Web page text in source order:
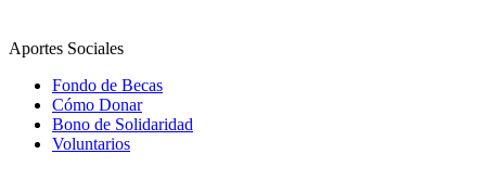
Aportes Sociales
Fondo de Becas
Cómo Donar
Bono de Solidaridad
Voluntarios